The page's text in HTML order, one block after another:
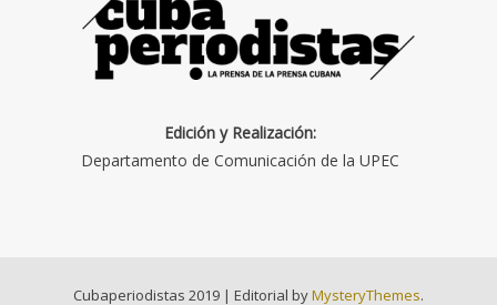
Edición y Realización:
Departamento de Comunicación de la UPEC
Cubaperiodistas 2019 | Editorial byMysteryThemes.